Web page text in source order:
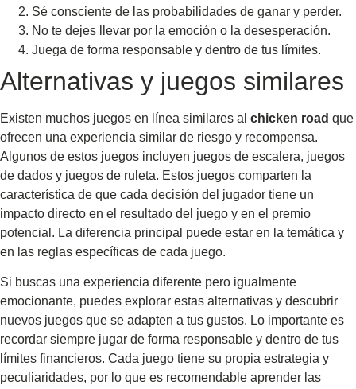
Sé consciente de las probabilidades de ganar y perder.
No te dejes llevar por la emoción o la desesperación.
Juega de forma responsable y dentro de tus límites.
Alternativas y juegos similares
Existen muchos juegos en línea similares al chicken road que
ofrecen una experiencia similar de riesgo y recompensa.
Algunos de estos juegos incluyen juegos de escalera, juegos
de dados y juegos de ruleta. Estos juegos comparten la
característica de que cada decisión del jugador tiene un
impacto directo en el resultado del juego y en el premio
potencial. La diferencia principal puede estar en la temática y
en las reglas específicas de cada juego.
Si buscas una experiencia diferente pero igualmente
emocionante, puedes explorar estas alternativas y descubrir
nuevos juegos que se adapten a tus gustos. Lo importante es
recordar siempre jugar de forma responsable y dentro de tus
límites financieros. Cada juego tiene su propia estrategia y
peculiaridades, por lo que es recomendable aprender las